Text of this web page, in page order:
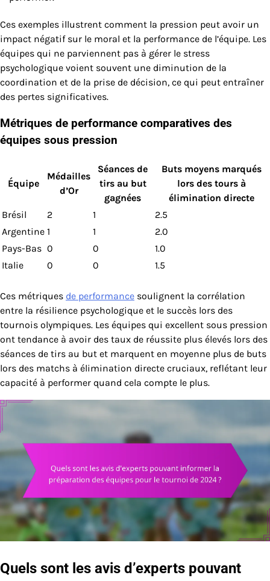
Ces exemples illustrent comment la pression peut avoir un
impact négatif sur le moral et la performance de l’équipe. Les
équipes qui ne parviennent pas à gérer le stress
psychologique voient souvent une diminution de la
coordination et de la prise de décision, ce qui peut entraîner
des pertes significatives.
Métriques de performance comparatives des
équipes sous pression
Équipe
Médailles
d’Or
Séances de
tirs au but
gagnées
Buts moyens marqués
lors des tours à
élimination directe
Brésil
2 1
2.5
Argentine 1 1
2.0
Pays-Bas 0 0
1.0
Italie
0 0 1.5
Ces métriques de performance soulignent la corrélation
entre la résilience psychologique et le succès lors des
tournois olympiques. Les équipes qui excellent sous pression
ont tendance à avoir des taux de réussite plus élevés lors des
séances de tirs au but et marquent en moyenne plus de buts
lors des matchs à élimination directe cruciaux, reflétant leur
capacité à performer quand cela compte le plus.
Quels sont les avis d’experts pouvant